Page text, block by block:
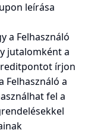
leírása
a Felhasználó
jutalomként a
írjon
Felhasználó a
fel a